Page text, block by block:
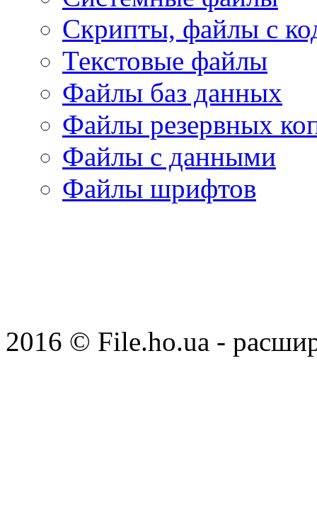
Скрипты, файлы с
Текстовые файлы
Файлы баз данных
Файлы резервных
Файлы с данными
Файлы шрифтов
2016 © File.ho.ua -